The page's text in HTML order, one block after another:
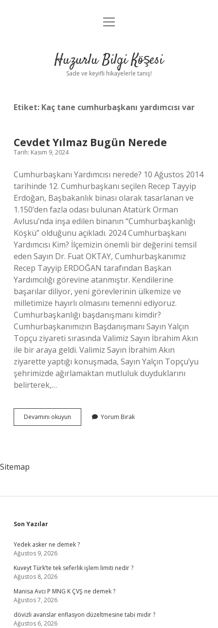
Anasayfa
Yasal Uyarı
menüyü
Huzurlu Bilgi Köşesi
Sade ve keyifli hikayelerle tanış!
Etiket: Kaç tane cumhurbaşkanı yardımcısı var
Cevdet Yılmaz Bugün Nerede
Tarih: Kasım 9, 2024
Cumhurbaşkanı Yardımcısı nerede? 10 Ağustos 2014
tarihinde 12. Cumhurbaşkanı seçilen Recep Tayyip
Erdoğan, Başbakanlık binası olarak tasarlanan ve
1.150’den fazla odası bulunan Atatürk Orman
Avlusu’nda inşa edilen binanın “Cumhurbaşkanlığı
Köşkü” olduğunu açıkladı. 2024 Cumhurbaşkanı
Yardımcısı Kim? İlçemizin önemli bir değerini temsil
eden Sayın Dr. Fuat OKTAY, Cumhurbaşkanımız
Recep Tayyip ERDOĞAN tarafından Başkan
Yardımcılığı görevine atanmıştır. Kendilerine
başarılar diliyor, yeni görevlerinin ülkemize ve
milletimize hayırlı olmasını temenni ediyoruz.
Cumhurbaşkanlığı başdanışmanı kimdir?
Cumhurbaşkanımızın Başdanışmanı Sayın Yalçın
Topçu ziyareti sırasında Valimiz Sayın İbrahim Akın
ile bir araya geldi. Valimiz Sayın İbrahim Akın
ziyarette yaptığı konuşmada, Sayın Yalçın Topçu’yu
şehrimizde ağırlamaktan mutluluk duyduklarını
belirterek,…
Devamını okuyun
Yılmaz
Yorum Bırak
Sitemap
Sidebar
Son Yazılar
Yedek asker ne demek ?
Ağustos 9, 2026
Kuveyt Türk’te tek seferlik işlem limiti nedir ?
Ağustos 8, 2026
Manisa Avcı P MNG K ÇVŞ ne demek ?
Ağustos 7, 2026
dövizli avanslar enflasyon düzeltmesine tabi midir ?
Ağustos 6, 2026